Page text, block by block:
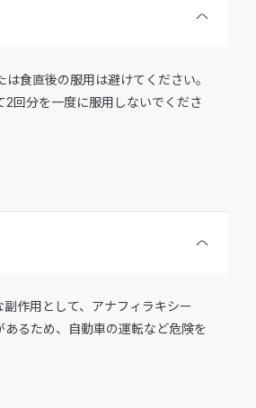
食直後の服用は避けてください。
2回分を一度に服用しないでくださ
作用として、アナフィラキシー
るため、自動車の運転など危険を